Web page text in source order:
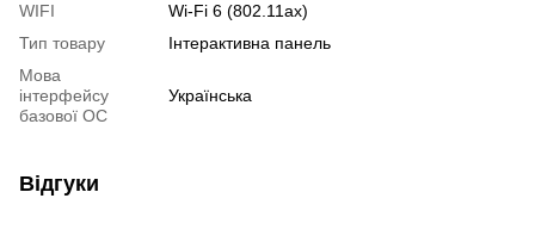
WIFI
Wi-Fi 6 (802.11ax)
Тип товару
Інтерактивна панель
Мова
інтерфейсу
базової ОС
Українська
Відгуки